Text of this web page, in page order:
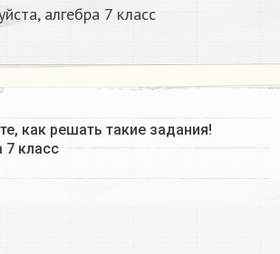
алгебра 7 класс​
как решать такие задания!
7 класс